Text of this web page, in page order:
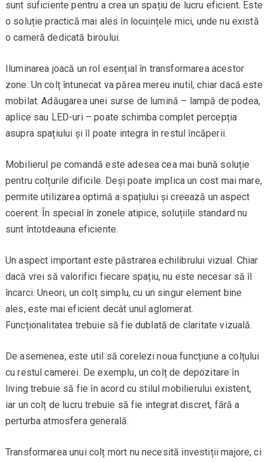
sunt suficiente pentru a crea un spațiu de lucru eficient. Este
o soluție practică mai ales în locuințele mici, unde nu există
o cameră dedicată biroului.
Iluminarea joacă un rol esențial în transformarea acestor
zone. Un colț întunecat va părea mereu inutil, chiar dacă este
mobilat. Adăugarea unei surse de lumină – lampă de podea,
aplice sau LED-uri – poate schimba complet percepția
asupra spațiului și îl poate integra în restul încăperii.
Mobilierul pe comandă este adesea cea mai bună soluție
pentru colțurile dificile. Deși poate implica un cost mai mare,
permite utilizarea optimă a spațiului și creează un aspect
coerent. În special în zonele atipice, soluțiile standard nu
sunt întotdeauna eficiente.
Un aspect important este păstrarea echilibrului vizual. Chiar
dacă vrei să valorifici fiecare spațiu, nu este necesar să îl
încarci. Uneori, un colț simplu, cu un singur element bine
ales, este mai eficient decât unul aglomerat.
Funcționalitatea trebuie să fie dublată de claritate vizuală.
De asemenea, este util să corelezi noua funcțiune a colțului
cu restul camerei. De exemplu, un colț de depozitare în
living trebuie să fie în acord cu stilul mobilierului existent,
iar un colț de lucru trebuie să fie integrat discret, fără a
perturba atmosfera generală.
Transformarea unui colț mort nu necesită investiții majore, ci